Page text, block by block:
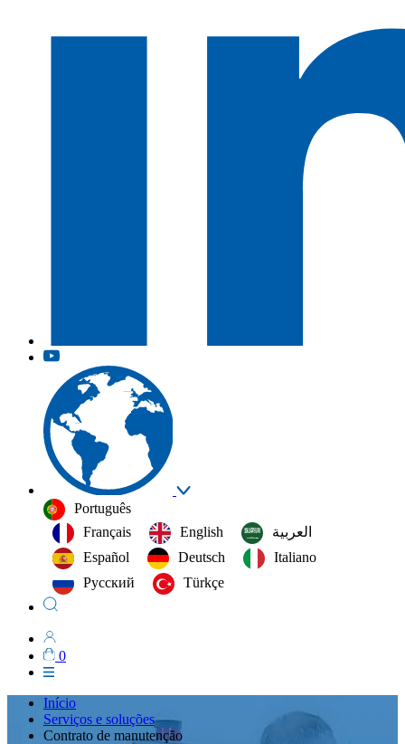
Português
Français
English
العربية‏
Español
Deutsch
Italiano
Русский
Türkçe
0
Início
Serviços e soluções
Contrato de manutenção